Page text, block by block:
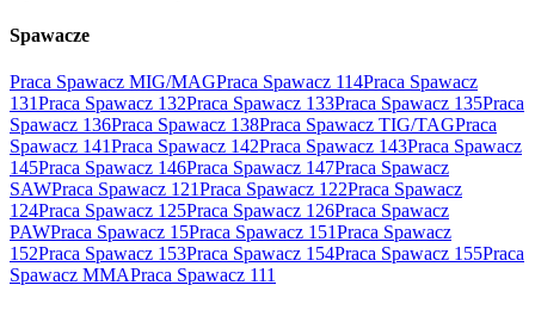
Spawacze
Praca Spawacz MIG/MAGPraca Spawacz 114Praca Spawacz
131Praca Spawacz 132Praca Spawacz 133Praca Spawacz 135Praca
Spawacz 136Praca Spawacz 138Praca Spawacz TIG/TAGPraca
Spawacz 141Praca Spawacz 142Praca Spawacz 143Praca Spawacz
145Praca Spawacz 146Praca Spawacz 147Praca Spawacz
SAWPraca Spawacz 121Praca Spawacz 122Praca Spawacz
124Praca Spawacz 125Praca Spawacz 126Praca Spawacz
PAWPraca Spawacz 15Praca Spawacz 151Praca Spawacz
152Praca Spawacz 153Praca Spawacz 154Praca Spawacz 155Praca
Spawacz MMAPraca Spawacz 111